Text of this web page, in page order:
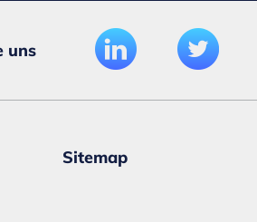
uns
Sitemap